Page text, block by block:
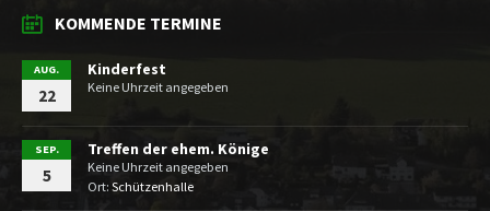
KOMMENDE TERMINE
AUG.
22
Kinderfest
Keine Uhrzeit angegeben
SEP.
5
Treffen der ehem. Könige
Keine Uhrzeit angegeben
Ort: Schützenhalle